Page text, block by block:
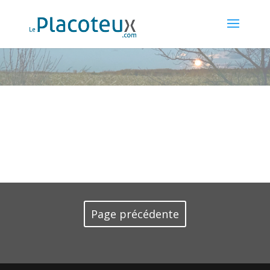
Page précédente